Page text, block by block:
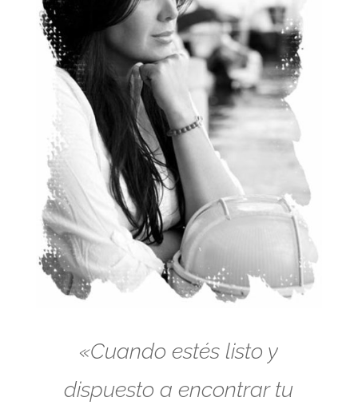
«Cuando estés listo y
dispuesto a encontrar tu